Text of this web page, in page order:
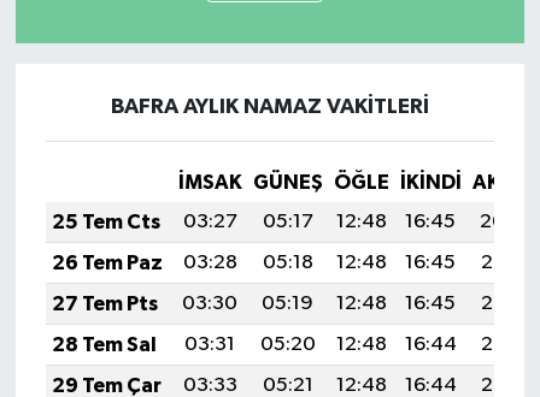
BAFRA AYLIK NAMAZ VAKITLERI
İMSAK GÜNEŞ ÖĞLE İKINDI
25 Tem Cts
03:27 05:17 12:48 16:45
20:09
26 Tem Paz
03:28 05:18 12:48 16:45
20:08
27 Tem Pts
03:30 05:19 12:48 16:45
20:07
28 Tem Sal
03:31 05:20 12:48 16:44
20:06
29 Tem Çar
03:33 05:21 12:48 16:44
20:05